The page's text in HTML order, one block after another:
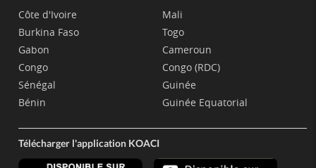
Côte d'Ivoire
Burkina Faso
Gabon
Congo
Sénégal
Bénin
Mali
Togo
Cameroun
Congo (RDC)
Guinée
Guinée Equatorial
Télécharger l'application KOACI